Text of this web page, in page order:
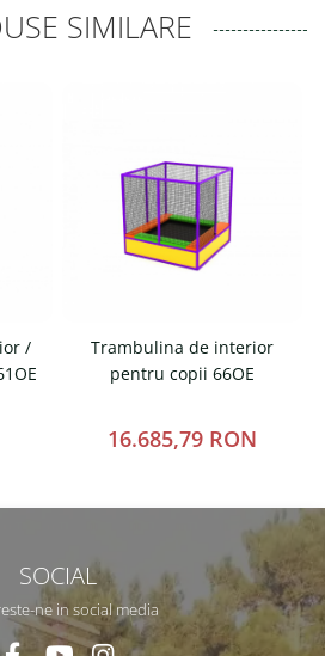
SIMILARE
/
Trambulina de interior
pentru copii 66OE
16.685,79 RON
SOCIAL
ne in social media